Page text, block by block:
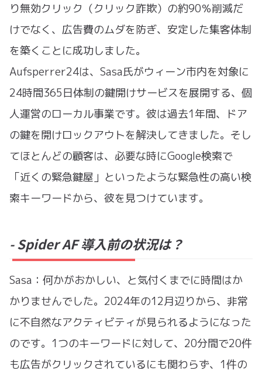
り無効クリック（クリック詐欺）の約90％削減だ
けでなく、広告費のムダを防ぎ、安定した集客体制
を築くことに成功しました。
Aufsperrer24は、Sasa氏がウィーン市内を対象に
24時間365日体制の鍵開けサービスを展開する、個
人運営のローカル事業です。彼は過去1年間、ドア
の鍵を開けロックアウトを解決してきました。そし
てほとんどの顧客は、必要な時にGoogle検索で
「近くの緊急鍵屋」といったような緊急性の高い検
索キーワードから、彼を見つけています。
- Spider AF 導入前の状況は？
Sasa：何かがおかしい、と気付くまでに時間はか
かりませんでした。2024年の12月辺りから、非常
に不自然なアクティビティが見られるようになった
のです。1つのキーワードに対して、20分間で20件
も広告がクリックされているにも関わらず、1件の